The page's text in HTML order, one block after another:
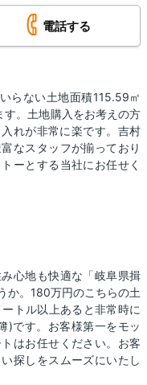
電話する
らない土地面積115.59㎡
。土地購入をお考えの方
れが非常に楽です。吉村
なスタッフが揃っており
ーとする当社にお任せく
心地も快適な「岐阜県揖
。180万円のこちらの土
トル以上あると非常時に
)です。お客様第一をモッ
はお任せください。お客
探しをスムーズにいたし